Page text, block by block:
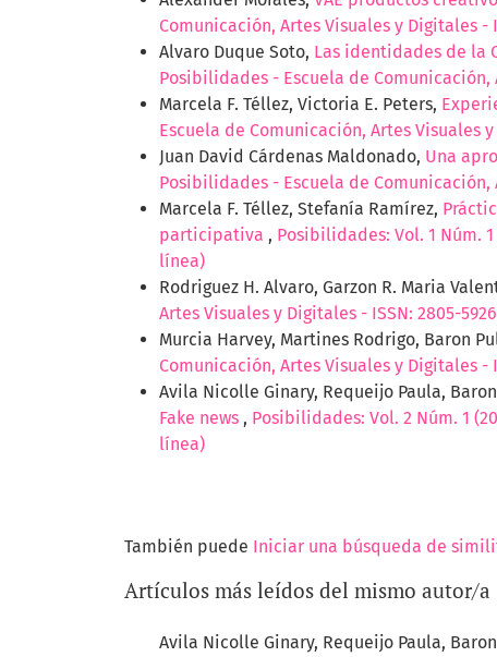
Comunicación, Artes Visuales y Digitales -
Alvaro Duque Soto, Las identidades de la
Posibilidades - Escuela de Comunicación,
Marcela F. Téllez, Victoria E. Peters,
Escuela de Comunicación, Artes Visuales
Juan David Cárdenas Maldonado, Una
Posibilidades - Escuela de Comunicación,
Marcela F. Téllez, Stefanía Ramírez,
participativa , Posibilidades: Vol. 1 Núm.
línea)
Rodriguez H. Alvaro, Garzon R. Maria
Artes Visuales y Digitales - ISSN: 2805-
Murcia Harvey, Martines Rodrigo, Baron
Comunicación, Artes Visuales y Digitales -
Avila Nicolle Ginary, Requeijo Paula,
Fake news , Posibilidades: Vol. 2 Núm. 1
línea)
También puede Iniciar una búsqueda de
Artículos más leídos del mismo autor/a
Avila Nicolle Ginary, Requeijo Paula,